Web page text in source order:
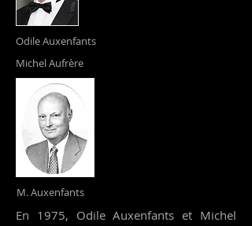
Odile Auxenfants
Michel Aufrère
M. Auxenfants
En 1975, Odile Auxenfants et Michel